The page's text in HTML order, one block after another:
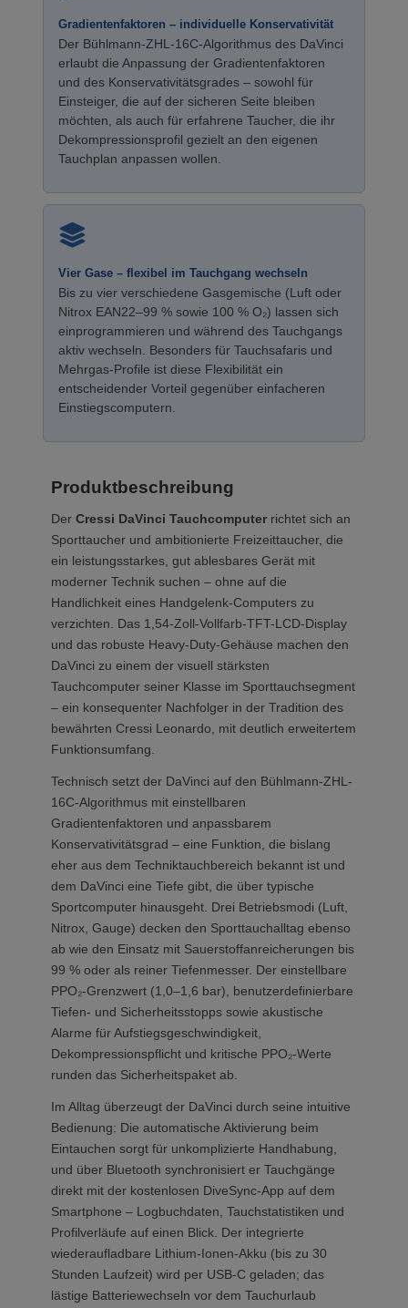
Gradientenfaktoren – individuelle Konservativität
Der Bühlmann-ZHL-16C-Algorithmus des DaVinci
erlaubt die Anpassung der Gradientenfaktoren
und des Konservativitätsgrades – sowohl für
Einsteiger, die auf der sicheren Seite bleiben
möchten, als auch für erfahrene Taucher, die ihr
Dekompressionsprofil gezielt an den eigenen
Tauchplan anpassen wollen.
Vier Gase – flexibel im Tauchgang wechseln
Bis zu vier verschiedene Gasgemische (Luft oder
Nitrox EAN22–99 % sowie 100 % O₂) lassen sich
einprogrammieren und während des Tauchgangs
aktiv wechseln. Besonders für Tauchsafaris und
Mehrgas-Profile ist diese Flexibilität ein
entscheidender Vorteil gegenüber einfacheren
Einstiegscomputern.
Produktbeschreibung
Der Cressi DaVinci Tauchcomputer richtet sich an
Sporttaucher und ambitionierte Freizeittaucher, die
ein leistungsstarkes, gut ablesbares Gerät mit
moderner Technik suchen – ohne auf die
Handlichkeit eines Handgelenk-Computers zu
verzichten. Das 1,54-Zoll-Vollfarb-TFT-LCD-Display
und das robuste Heavy-Duty-Gehäuse machen den
DaVinci zu einem der visuell stärksten
Tauchcomputer seiner Klasse im Sporttauchsegment
– ein konsequenter Nachfolger in der Tradition des
bewährten Cressi Leonardo, mit deutlich erweitertem
Funktionsumfang.
Technisch setzt der DaVinci auf den Bühlmann-ZHL-
16C-Algorithmus mit einstellbaren
Gradientenfaktoren und anpassbarem
Konservativitätsgrad – eine Funktion, die bislang
eher aus dem Techniktauchbereich bekannt ist und
dem DaVinci eine Tiefe gibt, die über typische
Sportcomputer hinausgeht. Drei Betriebsmodi (Luft,
Nitrox, Gauge) decken den Sporttauchalltag ebenso
ab wie den Einsatz mit Sauerstoffanreicherungen bis
99 % oder als reiner Tiefenmesser. Der einstellbare
PPO₂-Grenzwert (1,0–1,6 bar), benutzerdefinierbare
Tiefen- und Sicherheitsstopps sowie akustische
Alarme für Aufstiegsgeschwindigkeit,
Dekompressionspflicht und kritische PPO₂-Werte
runden das Sicherheitspaket ab.
Im Alltag überzeugt der DaVinci durch seine intuitive
Bedienung: Die automatische Aktivierung beim
Eintauchen sorgt für unkomplizierte Handhabung,
und über Bluetooth synchronisiert er Tauchgänge
direkt mit der kostenlosen DiveSync-App auf dem
Smartphone – Logbuchdaten, Tauchstatistiken und
Profilverläufe auf einen Blick. Der integrierte
wiederaufladbare Lithium-Ionen-Akku (bis zu 30
Stunden Laufzeit) wird per USB-C geladen; das
lästige Batteriewechseln vor dem Tauchurlaub